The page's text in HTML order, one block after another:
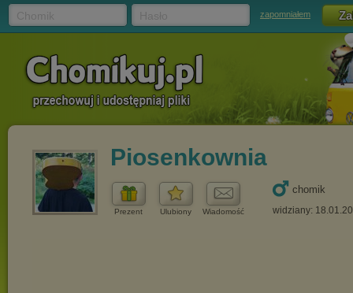
zapomniałem
Piosenkownia
Prezent Ulubiony Wiadomość
chomik
widziany: